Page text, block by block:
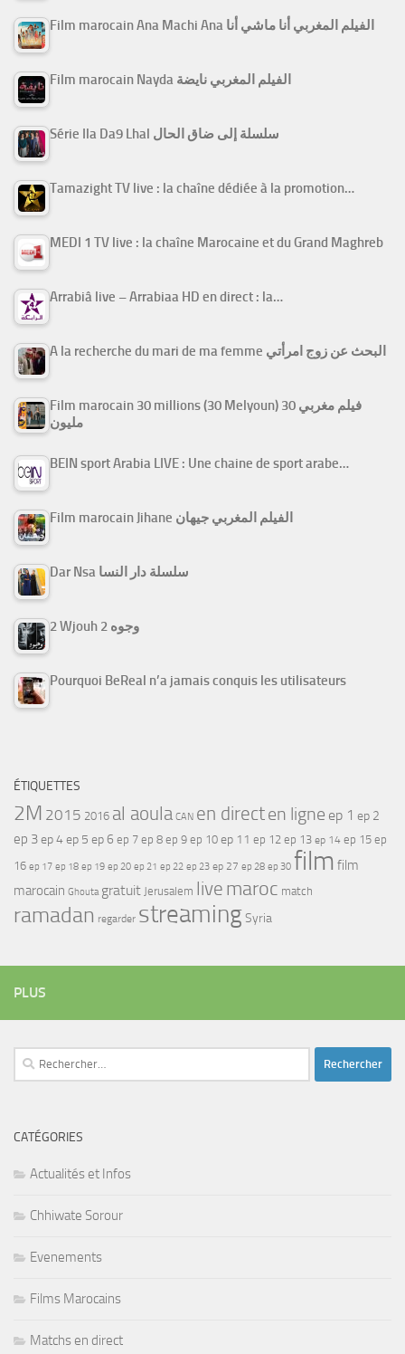
Film marocain Ana Machi Ana الفيلم المغربي أنا ماشي أنا
Film marocain Nayda الفيلم المغربي نايضة
Série Ila Da9 Lhal سلسلة إلى ضاق الحال
Tamazight TV live : la chaîne dédiée à la promotion…
MEDI 1 TV live : la chaîne Marocaine et du Grand Maghreb
Arrabiâ live – Arrabiaa HD en direct : la…
A la recherche du mari de ma femme البحث عن زوج امرأتي
Film marocain 30 millions (30 Melyoun) فيلم مغربي 30
مليون
BEIN sport Arabia LIVE : Une chaine de sport arabe…
Film marocain Jihane الفيلم المغربي جيهان
Dar Nsa سلسلة دار النسا
2 Wjouh 2 وجوه
Pourquoi BeReal n’a jamais conquis les utilisateurs
ÉTIQUETTES
2M 2015 2016 al aoula CAN en directen ligne ep 1 ep 2
ep 3ep 4ep 5 ep 6 ep 7 ep 8 ep 9 ep 10 ep 11 ep 12 ep 13 ep 14 ep 15 ep
16 ep 17 ep 18 ep 19 ep 20 ep 21 ep 22 ep 23 ep 27 ep 28 ep 30 film film
marocain Ghouta gratuit Jerusalem live maroc match
ramadan regarder streamingSyria
PLUS
Rechercher :
CATÉGORIES
Actualités et Infos
Chhiwate Sorour
Evenements
Films Marocains
Matchs en direct